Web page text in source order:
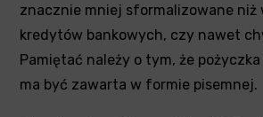
znacznie mniej sformalizowane niż
kredytów bankowych, czy nawet
Pamiętać należy o tym, że pożyczka
ma być zawarta w formie pisemnej.